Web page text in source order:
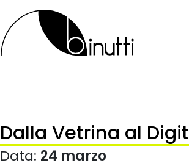
Dalla Vetrina al
Data: 24 marzo